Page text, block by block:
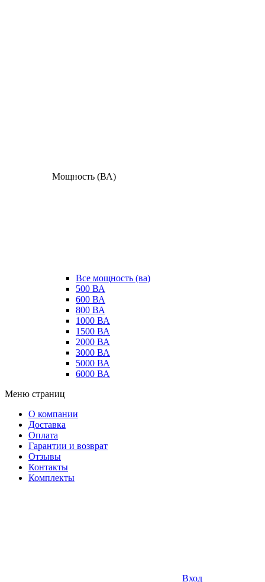
Мощность (ВА)
Все мощность (ва)
500 ВА
600 ВА
800 ВА
1000 ВА
1500 ВА
2000 ВА
3000 ВА
5000 ВА
6000 ВА
Меню страниц
О компании
Доставка
Оплата
Гарантии и возврат
Отзывы
Контакты
Комплекты
Вход